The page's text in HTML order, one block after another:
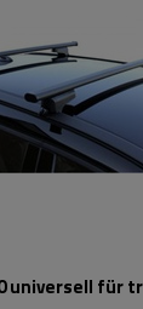
universell für